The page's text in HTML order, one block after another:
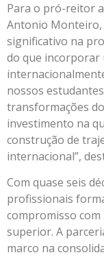
Para o pró-reitor
Antonio Monteiro,
significativo na
do que incorporar
nossos
transformações
investimento na
construção de
internacional”,
Com quase seis
profissionais
compromisso com
superior. A
marco na